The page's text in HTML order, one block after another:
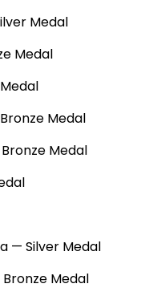
Medal
Medal
Medal
Medal
— Silver Medal
Medal